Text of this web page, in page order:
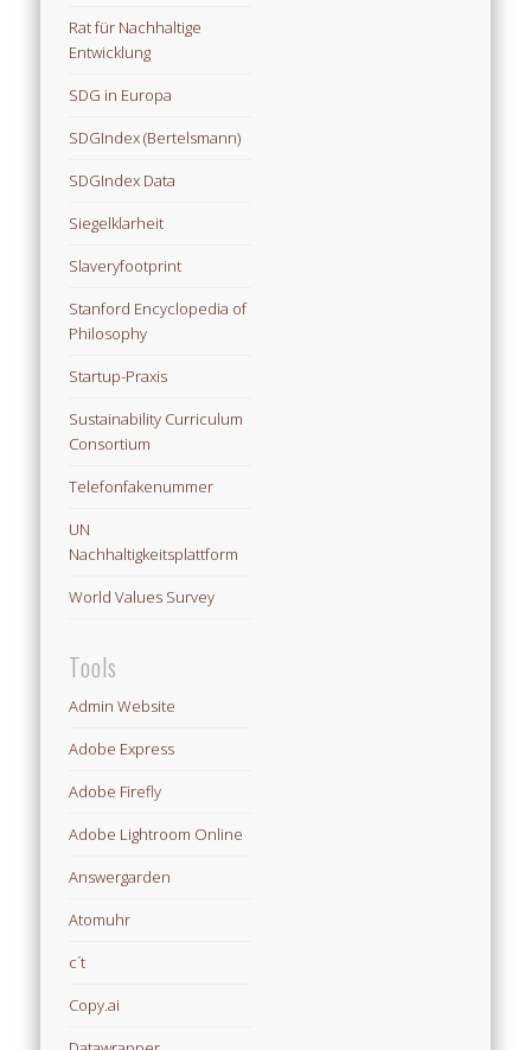
Rat für Nachhaltige
Entwicklung
SDG in Europa
SDGIndex (Bertelsmann)
SDGIndex Data
Siegelklarheit
Slaveryfootprint
Stanford Encyclopedia of
Philosophy
Startup-Praxis
Sustainability Curriculum
Consortium
Telefonfakenummer
UN
Nachhaltigkeitsplattform
World Values Survey
Tools
Admin Website
Adobe Express
Adobe Firefly
Adobe Lightroom Online
Answergarden
Atomuhr
c´t
Copy.ai